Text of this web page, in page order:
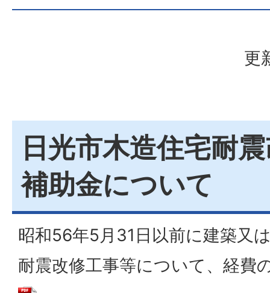
更
日光市木造住宅耐
補助金について
昭和56年5月31日以前に建築又
耐震改修工事等について、経費